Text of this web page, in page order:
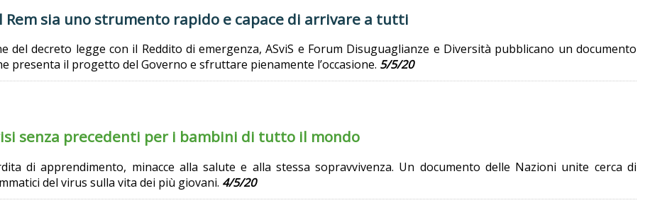
Rem sia uno strumento rapido e capace di arrivare a tutti
del decreto legge con il Reddito di emergenza, ASviS e Forum Disuguaglianze e Diversità pubblicano un documento
presenta il progetto del Governo e sfruttare pienamente l’occasione. 5/5/20
senza precedenti per i bambini di tutto il mondo
di apprendimento, minacce alla salute e alla stessa sopravvivenza. Un documento delle Nazioni unite cerca di
del virus sulla vita dei più giovani. 4/5/20